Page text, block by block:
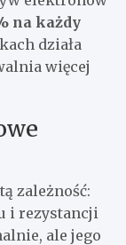
na każdy
działa
więcej
zależność:
i rezystancji
ale jego